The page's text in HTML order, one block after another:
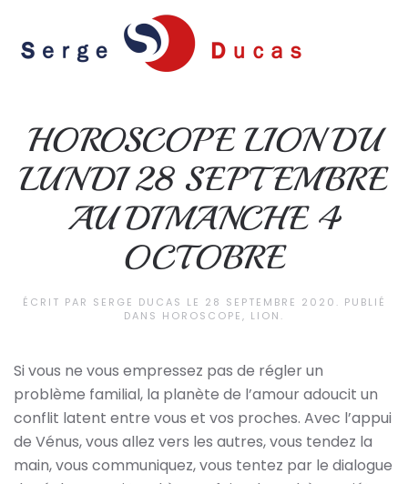
Skip to main content
HOROSCOPE LION DU
LUNDI 28 SEPTEMBRE
AU DIMANCHE 4
OCTOBRE
ÉCRIT PAR SERGE DUCAS LE 28 SEPTEMBRE 2020 . PUBLIÉ
DANS HOROSCOPE, LION .
Si vous ne vous empressez pas de régler un
problème familial, la planète de l’amour adoucit un
conflit latent entre vous et vos proches. Avec l’appui
de Vénus, vous allez vers les autres, vous tendez la
main, vous communiquez, vous tentez par le dialogue